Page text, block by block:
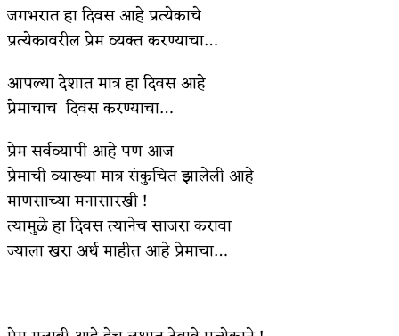
सुवर्ण – झळाळी
अष्टपैलू : खंडू रांगणेकर
बुडीच खटलं – संयुक्त कुटुंब का गरजेचं?
जगभरात हा दिवस आहे प्रत्येकाचे
प्रत्येकावरील प्रेम व्यक्त करण्याचा…
आपल्या देशात मात्र हा दिवस आहे
प्रेमाचाच दिवस करण्याचा…
प्रेम सर्वव्यापी आहे पण आज
प्रेमाची व्याख्या मात्र संकुचित झालेली आहे
माणसाच्या मनासारखी !
त्यामुळे हा दिवस त्यानेच साजरा करावा
ज्याला खरा अर्थ माहीत आहे प्रेमाचा…